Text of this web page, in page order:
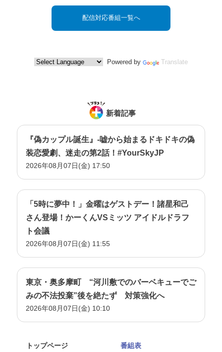
配信対応番組一覧へ
Powered by Translate
新着記事
『偽カップル誕生』-嘘から始まるドキドキの偽
装恋愛劇、迷走の第2話！#YourSkyJP
2026年08月07日(金) 17:50
「5時に夢中！」金曜はゲストデー！諸星和己
さん登場！かーくんVSミッツ アイドルドラフ
ト会議
2026年08月07日(金) 11:55
東京・奥多摩町 “河川敷でのバーベキューでご
みの不法投棄”後を絶たず 対策強化へ
2026年08月07日(金) 10:10
トップページ 番組表